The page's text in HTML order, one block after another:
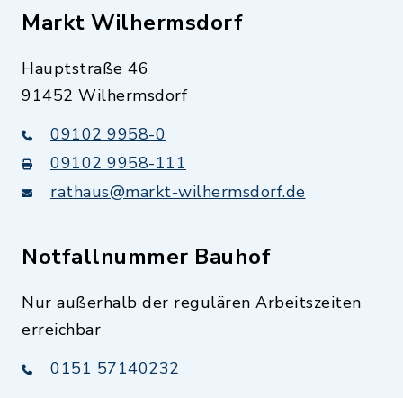
Markt Wilhermsdorf
Hauptstraße 46
91452 Wilhermsdorf
09102 9958-0
09102 9958-111
rathaus@markt-wilhermsdorf.de
Notfallnummer Bauhof
Nur außerhalb der regulären Arbeitszeiten
erreichbar
0151 57140232